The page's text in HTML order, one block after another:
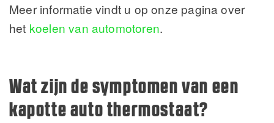
Meer informatie vindt u op onze pagina over
het koelen van automotoren.
Wat zijn de symptomen van een
kapotte auto thermostaat?